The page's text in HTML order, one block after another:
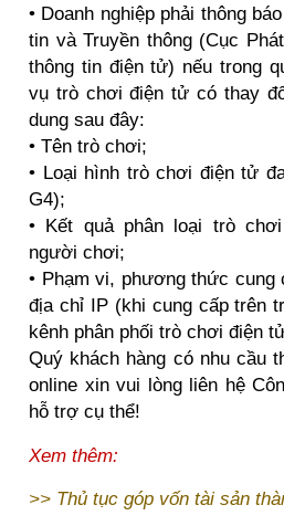
• Doanh nghiệp phải thông
tin và Truyền thông (Cục
thông tin điện tử) nếu trong
vụ trò chơi điện tử có thay
dung sau đây:
• Tên trò chơi;
• Loại hình trò chơi điện tử
G4);
• Kết quả phân loại trò
người chơi;
• Phạm vi, phương thức cung
địa chỉ IP (khi cung cấp trên
kênh phân phối trò chơi điện
Quý khách hàng có nhu cầu
online xin vui lòng liên hệ
hỗ trợ cụ thể!
Xem thêm:
>> Thủ tục góp vốn tài sản